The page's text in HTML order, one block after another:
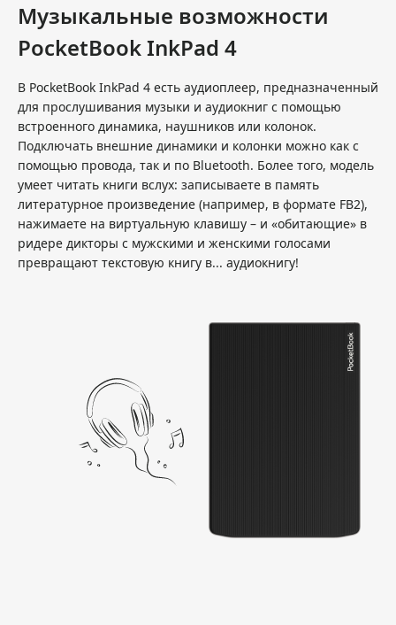
Музыкальные возможности
PocketBook InkPad 4
В PocketBook InkPad 4 есть аудиоплеер, предназначенный
для прослушивания музыки и аудиокниг с помощью
встроенного динамика, наушников или колонок.
Подключать внешние динамики и колонки можно как с
помощью провода, так и по Bluetooth. Более того, модель
умеет читать книги вслух: записываете в память
литературное произведение (например, в формате FB2),
нажимаете на виртуальную клавишу – и «обитающие» в
ридере дикторы с мужскими и женскими голосами
превращают текстовую книгу в... аудиокнигу!